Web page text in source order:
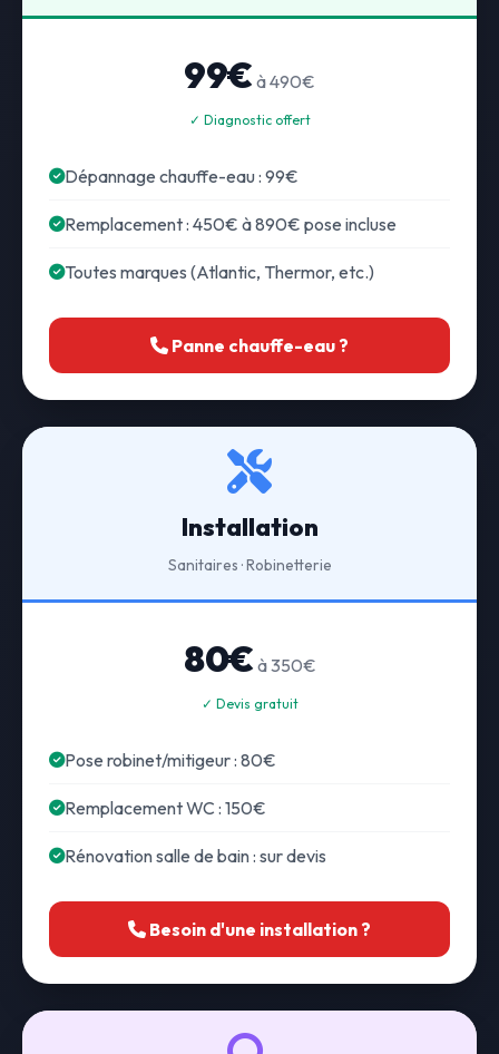
99€ à 490€
✓ Diagnostic offert
Dépannage chauffe-eau : 99€
Remplacement : 450€ à 890€ pose incluse
Toutes marques (Atlantic, Thermor, etc.)
Panne chauffe-eau ?
Installation
Sanitaires · Robinetterie
80€ à 350€
✓ Devis gratuit
Pose robinet/mitigeur : 80€
Remplacement WC : 150€
Rénovation salle de bain : sur devis
Besoin d'une installation ?